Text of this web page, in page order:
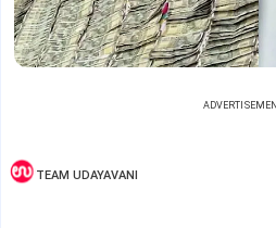
TEAM UDAYAVANI